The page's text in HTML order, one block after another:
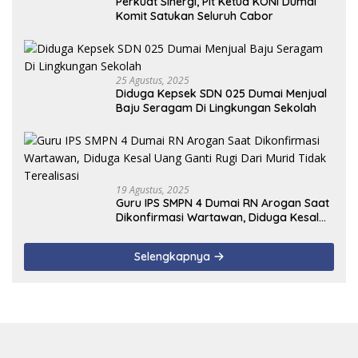
Komit Satukan Seluruh Cabor
25 Agustus, 2025
Diduga Kepsek SDN 025 Dumai Menjual
Baju Seragam Di Lingkungan Sekolah
19 Agustus, 2025
Guru IPS SMPN 4 Dumai RN Arogan Saat
Dikonfirmasi Wartawan, Diduga Kesal
Terealisasi
Selengkapnya